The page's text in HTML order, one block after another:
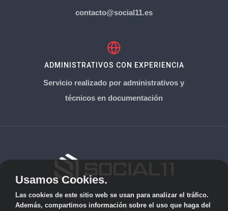
contacto@social11.es
ADMINISTRATIVOS CON EXPERIENCIA
Servicio realizado por administrativos y
técnicos en documentación
Aviso Legal
Usamos Cookies.
Las cookies de este sitio web se usan para analizar el tráfico.
Además, compartimos información sobre el uso que haga del